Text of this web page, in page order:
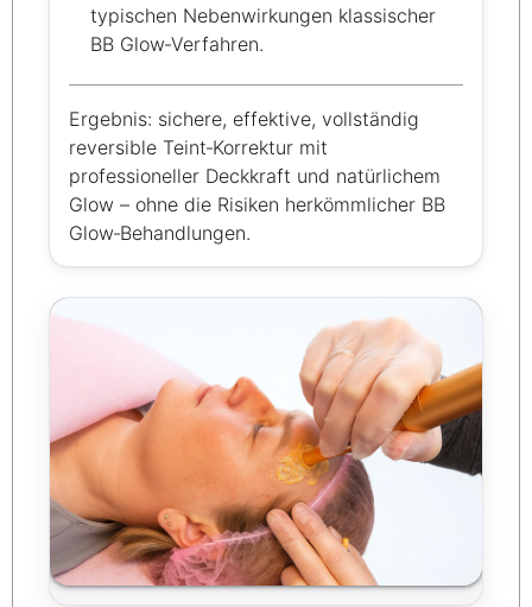
typischen Nebenwirkungen klassischer
BB Glow‑Verfahren.
Ergebnis: sichere, effektive, vollständig
reversible Teint‑Korrektur mit
professioneller Deckkraft und natürlichem
Glow – ohne die Risiken herkömmlicher BB
Glow‑Behandlungen.